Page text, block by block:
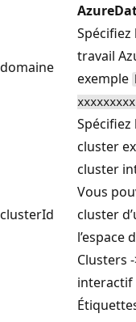
domaine
Spécifiez
travail
exemple
clusterId
Spécifiez
cluster
cluster
Vous
cluster
l’espace
Clusters
interactif